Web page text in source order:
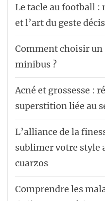
Le tacle au football
et l’art du geste
Comment choisir un
minibus ?
Acné et grossesse :
superstition liée au
L’alliance de la
sublimer votre style
cuarzos
Comprendre les